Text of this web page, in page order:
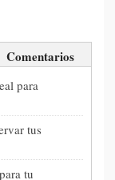
Comentarios
para
tus
tu